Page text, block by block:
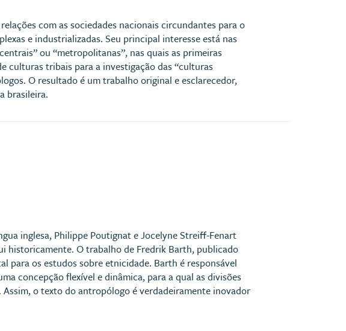
com as sociedades nacionais circundantes para o
e industrializadas. Seu principal interesse está nas
ou “metropolitanas”, nas quais as primeiras
culturas tribais para a investigação das “culturas
O resultado é um trabalho original e esclarecedor,
brasileira.
inglesa, Philippe Poutignat e Jocelyne Streiff-Fenart
historicamente. O trabalho de Fredrik Barth, publicado
para os estudos sobre etnicidade. Barth é responsável
concepção flexível e dinâmica, para a qual as divisões
o texto do antropólogo é verdadeiramente inovador